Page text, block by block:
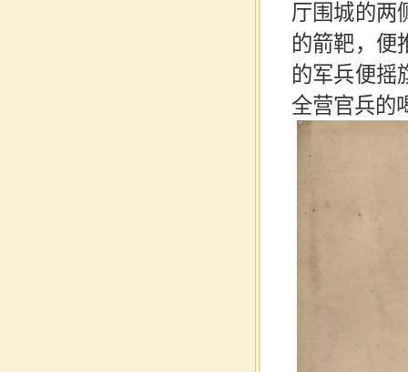
厅围城的两
的箭靶，便
的军兵便摇
全营官兵的